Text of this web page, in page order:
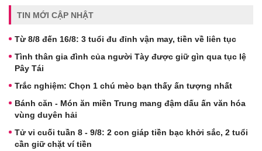
TIN MỚI CẬP NHẬT
Từ 8/8 đến 16/8: 3 tuổi đu đỉnh vận may, tiền về liên tục
Tình thân gia đình của người Tày được giữ gìn qua tục lệ
Pây Tái
Trắc nghiệm: Chọn 1 chú mèo bạn thấy ấn tượng nhất
Bánh căn - Món ăn miền Trung mang đậm dấu ấn văn hóa
vùng duyên hải
Tử vi cuối tuần 8 - 9/8: 2 con giáp tiền bạc khởi sắc, 2 tuổi
cần giữ chặt ví tiền